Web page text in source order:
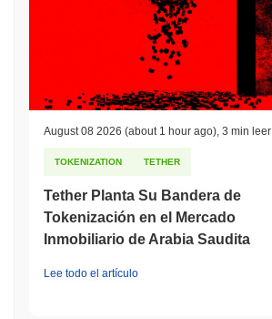
August 08 2026 (about 1 hour ago) 3 min leer
TOKENIZATION TETHER
Tether Planta Su Bandera de
Tokenización en el Mercado
Inmobiliario de Arabia Saudita
Lee todo el artículo